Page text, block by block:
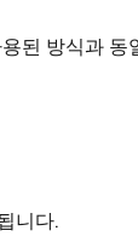
된 방식과 동
니다.